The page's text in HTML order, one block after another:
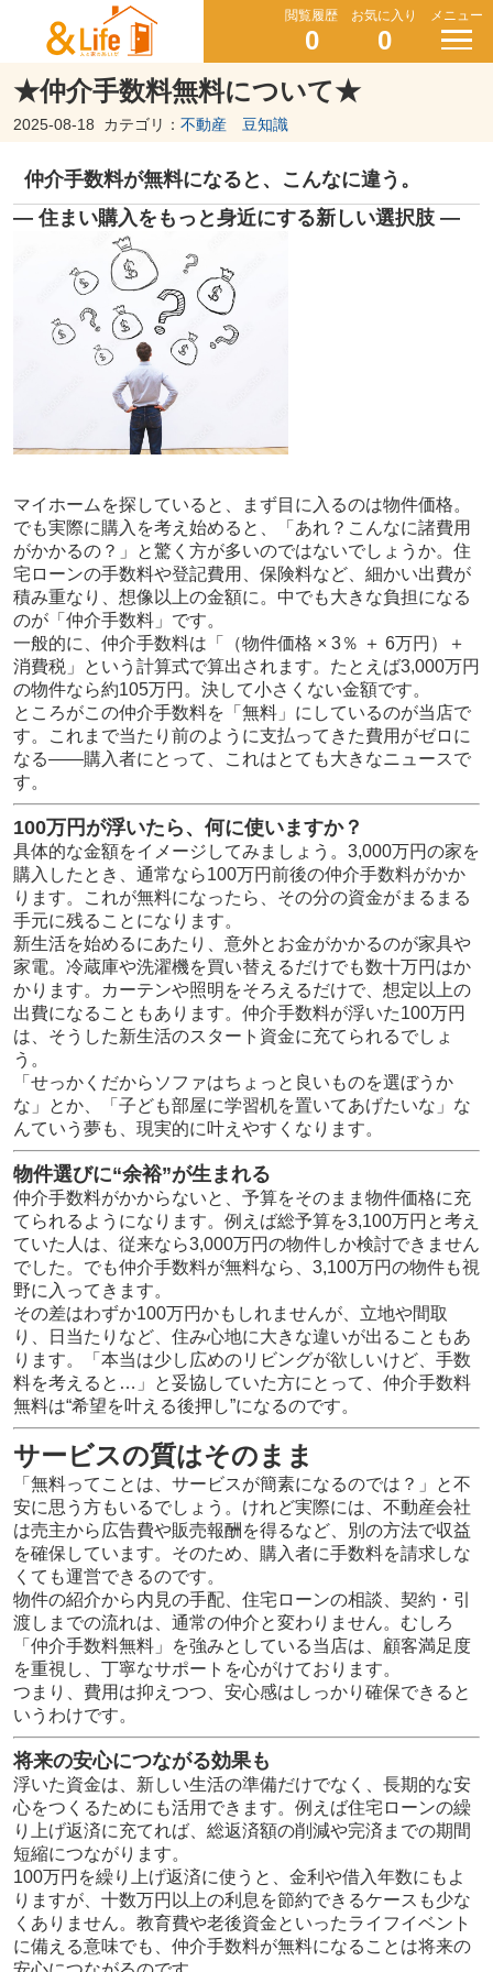
閲覧履歴
0
お気に入り
0
メニュー
★仲介手数料無料について★
2025-08-18 カテゴリ： 不動産 豆知識
仲介手数料が無料になると、こんなに違う。
― 住まい購入をもっと身近にする新しい選択肢 ―
マイホームを探していると、まず目に入るのは物件価格。
でも実際に購入を考え始めると、「あれ？こんなに諸費用
がかかるの？」と驚く方が多いのではないでしょうか。住
宅ローンの手数料や登記費用、保険料など、細かい出費が
積み重なり、想像以上の金額に。中でも大きな負担になる
のが「仲介手数料」です。
一般的に、仲介手数料は「（物件価格 × 3％ ＋ 6万円）＋
消費税」という計算式で算出されます。たとえば3,000万円
の物件なら約105万円。決して小さくない金額です。
ところがこの仲介手数料を「無料」にしているのが当店で
す。これまで当たり前のように支払ってきた費用がゼロに
なる――購入者にとって、これはとても大きなニュースで
す。
100万円が浮いたら、何に使いますか？
具体的な金額をイメージしてみましょう。3,000万円の家を
購入したとき、通常なら100万円前後の仲介手数料がかか
ります。これが無料になったら、その分の資金がまるまる
手元に残ることになります。
新生活を始めるにあたり、意外とお金がかかるのが家具や
家電。冷蔵庫や洗濯機を買い替えるだけでも数十万円はか
かります。カーテンや照明をそろえるだけで、想定以上の
出費になることもあります。仲介手数料が浮いた100万円
は、そうした新生活のスタート資金に充てられるでしょ
う。
「せっかくだからソファはちょっと良いものを選ぼうか
な」とか、「子ども部屋に学習机を置いてあげたいな」な
んていう夢も、現実的に叶えやすくなります。
物件選びに“余裕”が生まれる
仲介手数料がかからないと、予算をそのまま物件価格に充
てられるようになります。例えば総予算を3,100万円と考え
ていた人は、従来なら3,000万円の物件しか検討できません
でした。でも仲介手数料が無料なら、3,100万円の物件も視
野に入ってきます。
その差はわずか100万円かもしれませんが、立地や間取
り、日当たりなど、住み心地に大きな違いが出ることもあ
ります。「本当は少し広めのリビングが欲しいけど、手数
料を考えると…」と妥協していた方にとって、仲介手数料
無料は“希望を叶える後押し”になるのです。
サービスの質はそのまま
「無料ってことは、サービスが簡素になるのでは？」と不
安に思う方もいるでしょう。けれど実際には、不動産会社
は売主から広告費や販売報酬を得るなど、別の方法で収益
を確保しています。そのため、購入者に手数料を請求しな
くても運営できるのです。
物件の紹介から内見の手配、住宅ローンの相談、契約・引
渡しまでの流れは、通常の仲介と変わりません。むしろ
「仲介手数料無料」を強みとしている当店は、顧客満足度
を重視し、丁寧なサポートを心がけております。
つまり、費用は抑えつつ、安心感はしっかり確保できると
いうわけです。
将来の安心につながる効果も
浮いた資金は、新しい生活の準備だけでなく、長期的な安
心をつくるためにも活用できます。例えば住宅ローンの繰
り上げ返済に充てれば、総返済額の削減や完済までの期間
短縮につながります。
100万円を繰り上げ返済に使うと、金利や借入年数にもよ
りますが、十数万円以上の利息を節約できるケースも少な
くありません。教育費や老後資金といったライフイベント
に備える意味でも、仲介手数料が無料になることは将来の